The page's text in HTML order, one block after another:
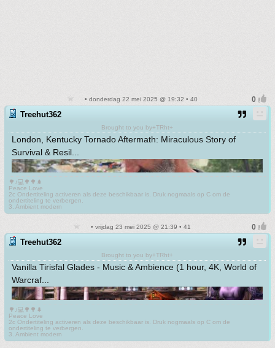
• donderdag 22 mei 2025 @ 19:32 • 40
Treehut362
Brought to you by+TRht+
London, Kentucky Tornado Aftermath: Miraculous Story of
Survival & Resil...
🌳♪💻🌳🌳🌲
Peace Love
2c Ondertiteling activeren als deze beschikbaar is. Druk nogmaals op C om de
ondertiteling te verbergen.
3. Ambient modern
• vrijdag 23 mei 2025 @ 21:39 • 41
Treehut362
Brought to you by+TRht+
Vanilla Tirisfal Glades - Music & Ambience (1 hour, 4K, World of
Warcraf...
🌳♪💻🌳🌳🌲
Peace Love
2c Ondertiteling activeren als deze beschikbaar is. Druk nogmaals op C om de
ondertiteling te verbergen.
3. Ambient modern